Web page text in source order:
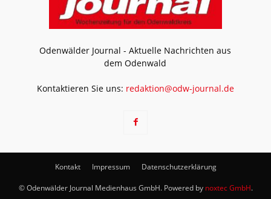
Odenwälder Journal - Aktuelle Nachrichten aus
dem Odenwald
Kontaktieren Sie uns: redaktion@odw-journal.de
Kontakt Impressum Datenschutzerklärung
© Odenwälder Journal Medienhaus GmbH. Powered by noxtec GmbH.